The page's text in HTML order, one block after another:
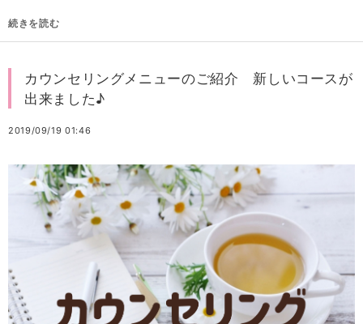
続きを読む
カウンセリングメニューのご紹介 新しいコースが
出来ました♪
2019/09/19 01:46